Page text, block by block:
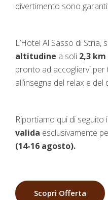
divertimento sono
L’Hotel Al Sasso di Stria,
altitudine a soli 2,3 km
pronto ad accogliervi
all’insegna del relax e del
Riportiamo qui di seguito
valida esclusivamente
(14-16 agosto).
Scopri Offerta